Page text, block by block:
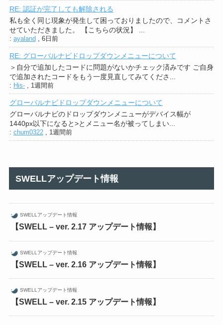
RE: 認証が完了しても解除される
私も全く同じ現象が発生して困っておりましたので、コメントさ
せていただきました。 【こちらの状況】 ...
: ayaland , 6日前
RE: グローバルナビドロップダウンメニューについて
＞自分で追加したコードに問題がないかチェック済みです ご自身
で追加されたコードをもう一度見直してみてくださ...
: His-, 1週間前
グローバルナビドロップダウンメニューについて
グローバルナビのドロップダウンメニューがデバイス幅が
1440px以下になると>とメニュー名が被ってしまい...
: chum0322, 1週間前
SWELLアップデート情報
SWELLアップデート情報
【SWELL – ver. 2.17 アップデート情報】
SWELLアップデート情報
【SWELL – ver. 2.16 アップデート情報】
SWELLアップデート情報
【SWELL – ver. 2.15 アップデート情報】